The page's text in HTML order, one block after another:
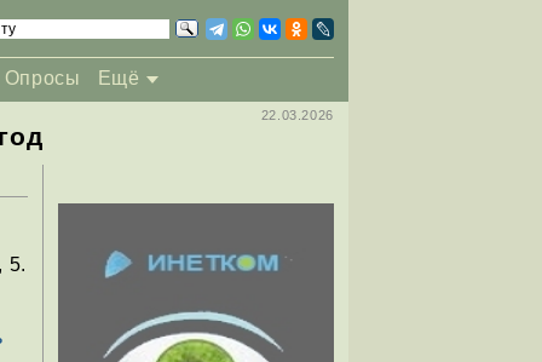
Опросы Ещё
22.03.2026
5.